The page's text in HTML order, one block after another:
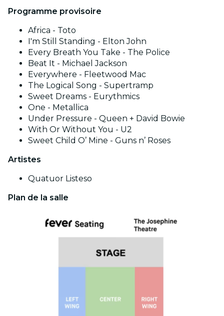
Programme provisoire
Africa - Toto
I'm Still Standing - Elton John
Every Breath You Take - The Police
Beat It - Michael Jackson
Everywhere - Fleetwood Mac
The Logical Song - Supertramp
Sweet Dreams - Eurythmics
One - Metallica
Under Pressure - Queen + David Bowie
With Or Without You - U2
Sweet Child O’ Mine - Guns n’ Roses
Artistes
Quatuor Listeso
Plan de la salle